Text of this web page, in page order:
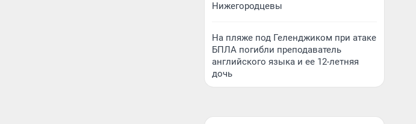
Нижегородцевы
На пляже под Геленджиком при атаке
БПЛА погибли преподаватель
английского языка и ее 12-летняя
дочь